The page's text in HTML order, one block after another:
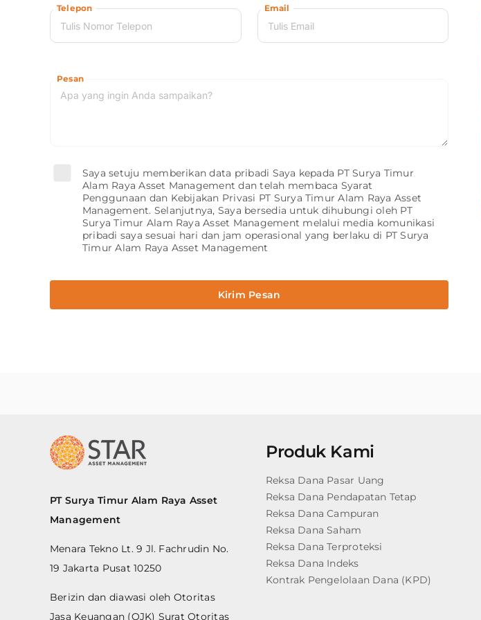
Telepon Email
Pesan
Saya setuju memberikan data pribadi Saya kepada PT Surya Timur
Alam Raya Asset Management dan telah membaca Syarat
Penggunaan dan Kebijakan Privasi PT Surya Timur Alam Raya Asset
Management. Selanjutnya, Saya bersedia untuk dihubungi oleh PT
Surya Timur Alam Raya Asset Management melalui media komunikasi
pribadi saya sesuai hari dan jam operasional yang berlaku di PT Surya
Timur Alam Raya Asset Management
Kirim Pesan
PT Surya Timur Alam Raya Asset
Management
Menara Tekno Lt. 9 Jl. Fachrudin No.
19 Jakarta Pusat 10250
Berizin dan diawasi oleh Otoritas
Jasa Keuangan (OJK) Surat Otoritas
Produk Kami
Reksa Dana Pasar Uang
Reksa Dana Pendapatan Tetap
Reksa Dana Campuran
Reksa Dana Saham
Reksa Dana Terproteksi
Reksa Dana Indeks
Kontrak Pengelolaan Dana (KPD)